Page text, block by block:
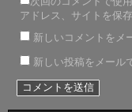
アドレス、サイトを保存
新しいコメントをメ
新しい投稿をメール